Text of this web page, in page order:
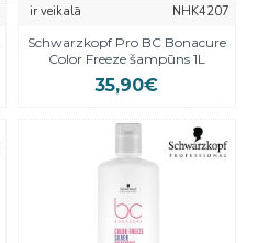
ir veikalā
NHK4207
Schwarzkopf Pro BC Bonacure
Color Freeze šampūns 1L
35,90€